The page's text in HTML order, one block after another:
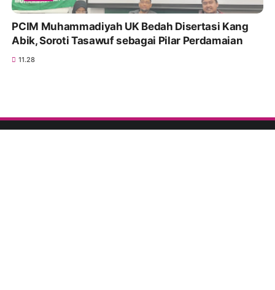
PCIM Muhammadiyah UK Bedah Disertasi Kang
Abik, Soroti Tasawuf sebagai Pilar Perdamaian
11.28